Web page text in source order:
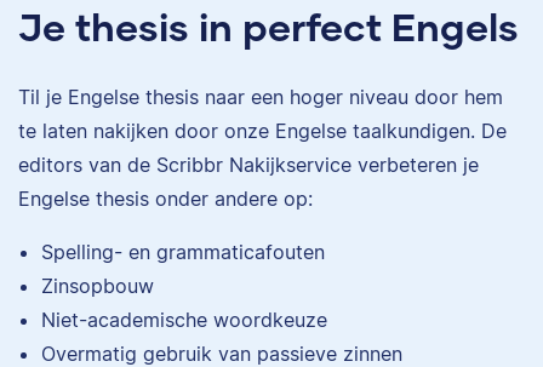
Je thesis in perfect Engels
Til je Engelse thesis naar een hoger niveau door hem
te laten nakijken door onze Engelse taalkundigen. De
editors van de Scribbr Nakijkservice verbeteren je
Engelse thesis onder andere op:
Spelling- en grammaticafouten
Zinsopbouw
Niet-academische woordkeuze
Overmatig gebruik van passieve zinnen